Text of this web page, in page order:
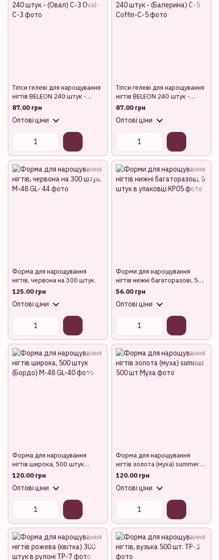
Тіпси гелеві для нарощування
нігтів BELEON 240 штук -
(Овал) C-3
87.00 грн
Оптові ціни
Тіпси гелеві для нарощування
нігтів BELEON 240 штук -
(Балерина) C-5
87.00 грн
Оптові ціни
Форма для нарощування
нігтів, червона на 300 штук.
125.00 грн
Оптові ціни
Форми для нарощування
нігтів нижні багаторазові, 5
штук в упаковці
56.00 грн
Оптові ціни
Форма для нарощування
нігтів широка, 500 штук
(Бордо)
120.00 грн
Оптові ціни
Форма для нарощування
нігтів золота (муха) summer
500 шт
120.00 грн
Оптові ціни